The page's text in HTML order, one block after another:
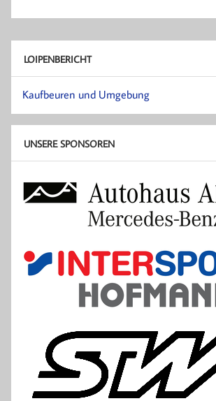
LOIPENBERICHT
Kaufbeuren und Umgebung
UNSERE SPONSOREN